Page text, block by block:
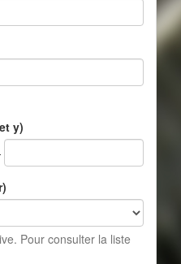
y)
Pour consulter la liste